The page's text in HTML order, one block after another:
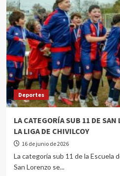
Deportes
LA CATEGORÍA SUB 11 DE
LA LIGA DE CHIVILCOY
16 de junio de 2026
La categoría sub 11 de la Escuela
San Lorenzo se...